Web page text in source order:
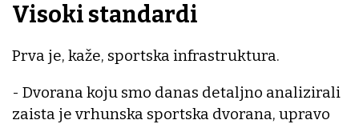
Visoki standardi
Prva je, kaže, sportska infrastruktura.
- Dvorana koju smo danas detaljno analizirali
zaista je vrhunska sportska dvorana, upravo